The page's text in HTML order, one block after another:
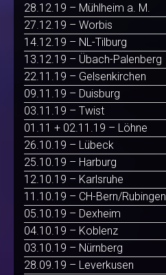
28.12.19 – Mühlheim a. M.
27.12.19 – Worbis
14.12.19 – NL-Tilburg
13.12.19 – Übach-Palenberg
22.11.19 – Gelsenkirchen
09.11.19 – Duisburg
03.11.19 – Twist
01.11 + 02.11.19 – Löhne
26.10.19 – Lübeck
25.10.19 – Harburg
12.10.19 – Karlsruhe
11.10.19 – CH-Bern/Rubingen
05.10.19 – Dexheim
04.10.19 – Koblenz
03.10.19 – Nürnberg
28.09.19 – Leverkusen